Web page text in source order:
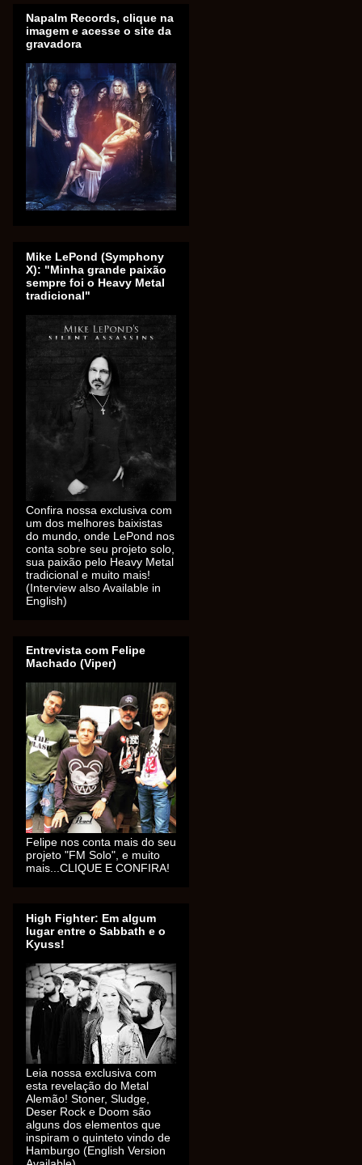
Napalm Records, clique na
imagem e acesse o site da
gravadora
Mike LePond (Symphony
X): "Minha grande paixão
sempre foi o Heavy Metal
tradicional"
Confira nossa exclusiva com
um dos melhores baixistas
do mundo, onde LePond nos
conta sobre seu projeto solo,
sua paixão pelo Heavy Metal
tradicional e muito mais!
(Interview also Available in
English)
Entrevista com Felipe
Machado (Viper)
Felipe nos conta mais do seu
projeto "FM Solo", e muito
mais...CLIQUE E CONFIRA!
High Fighter: Em algum
lugar entre o Sabbath e o
Kyuss!
Leia nossa exclusiva com
esta revelação do Metal
Alemão! Stoner, Sludge,
Deser Rock e Doom são
alguns dos elementos que
inspiram o quinteto vindo de
Hamburgo (English Version